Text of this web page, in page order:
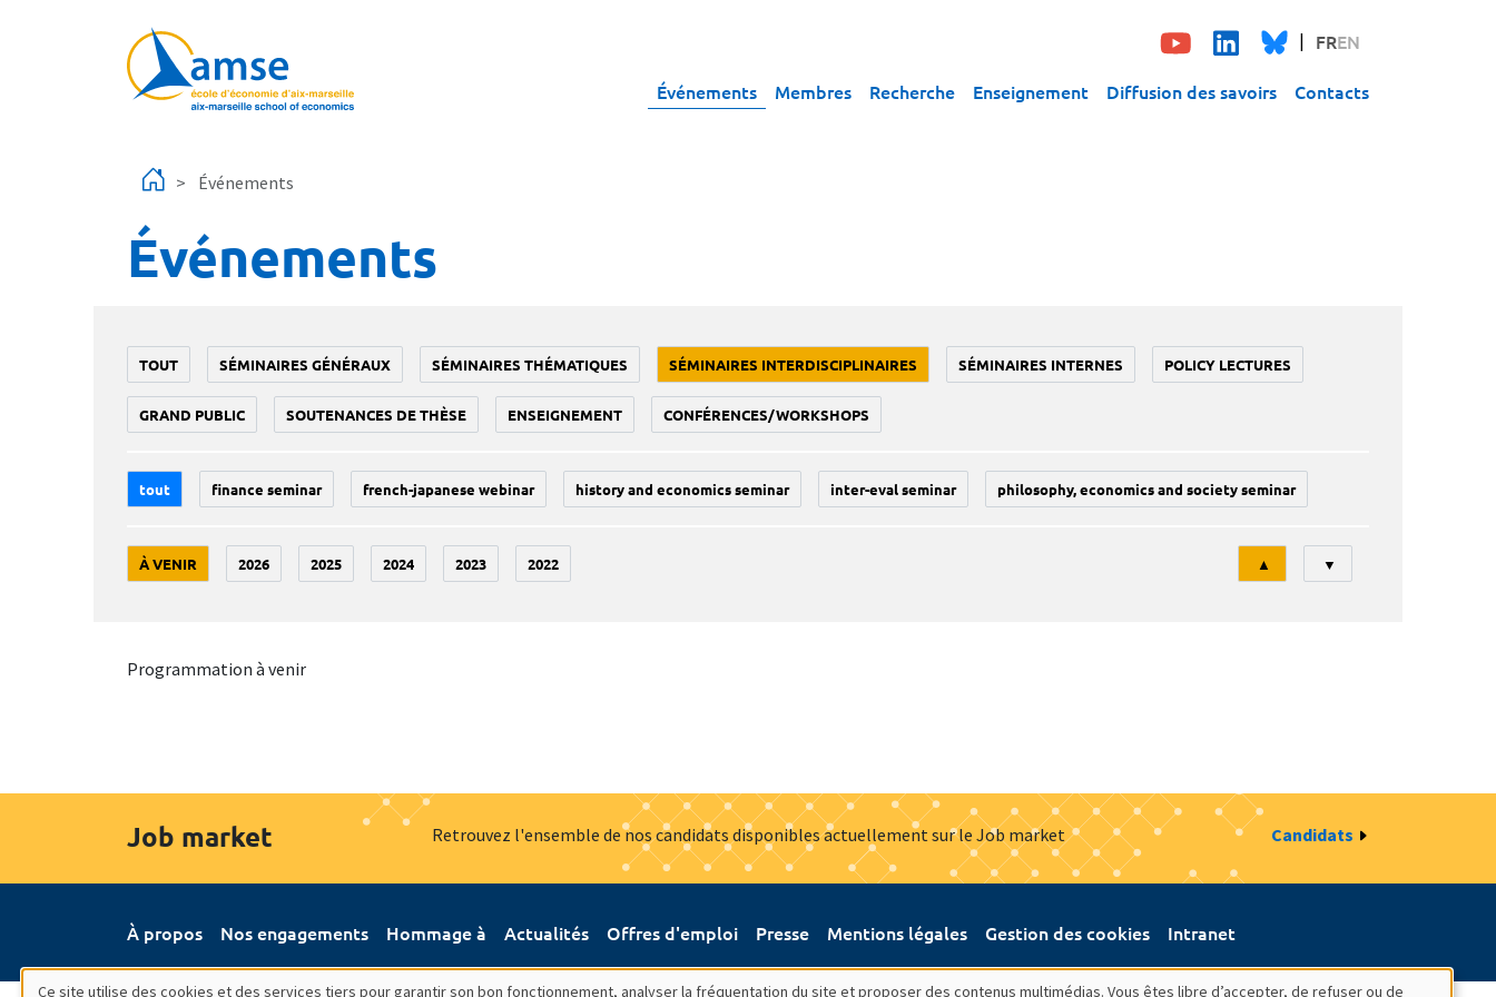
FREN
Événements Membres Recherche Enseignement Diffusion des savoirs Contacts
Événements
Événements
TOUT SÉMINAIRES GÉNÉRAUX SÉMINAIRES THÉMATIQUES SÉMINAIRES INTERDISCIPLINAIRES SÉMINAIRES INTERNES POLICY LECTURES
GRAND PUBLIC SOUTENANCES DE THÈSE ENSEIGNEMENT CONFÉRENCES/WORKSHOPS
tout finance seminar french-japanese webinar history and economics seminar inter-eval seminar philosophy, economics and society seminar
À VENIR 2026 2025 2024 2023 2022
Tri
▲ ▼
Programmation à venir
Job market Retrouvez l'ensemble de nos candidats disponibles actuellement sur le Job market Candidats
À propos Nos engagements Hommage à Actualités Offres d'emploi Presse Mentions légales Gestion des cookies Intranet
Ce site utilise des cookies et des services tiers pour garantir son bon fonctionnement, analyser la fréquentation du site et proposer des contenus multimédias. Vous êtes libre d’accepter, de refuser ou de